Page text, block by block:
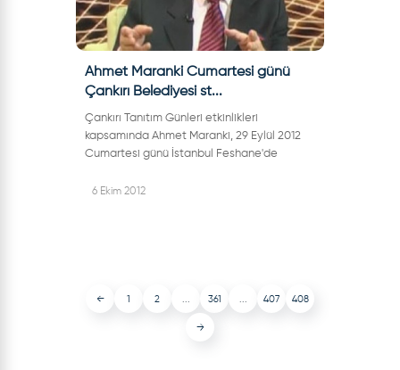
Ahmet Maranki Cumartesi günü
Çankırı Belediyesi st...
Çankırı Tanıtım Günleri etkinlikleri
kapsamında Ahmet Maranki, 29 Eylül 2012
Cumartesi günü İstanbul Feshane'de
bilim adamı Ahmet Maranki, Çankırı
6 Ekim 2012
← 1 2 361 407 408
→